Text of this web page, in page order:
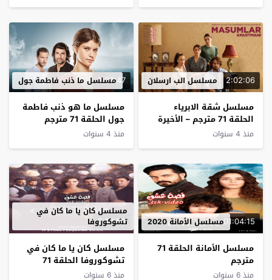
2:02:06 مسلسل الب ارسلان
مسلسل شقة الابرياء
الحلقة 71 مترجم – الأخيرة
منذ 4 سنوات
2:23:47
مسلسل ما ذنب فاطمة جول
مسلسل ما هو ذنب فاطمة
جول الحلقة 71 مترجم
منذ 4 سنوات
01:04:15مسلسل الأمانة 2020
مسلسل الأمانة الحلقة 71
مترجم
منذ 6 سنوات
2:13:58
مسلسل كان يا ما كان في
تشوكوروفا
مسلسل كان يا ما كان في
تشوكوروفا الحلقة 71
مترجم
منذ 6 سنوات